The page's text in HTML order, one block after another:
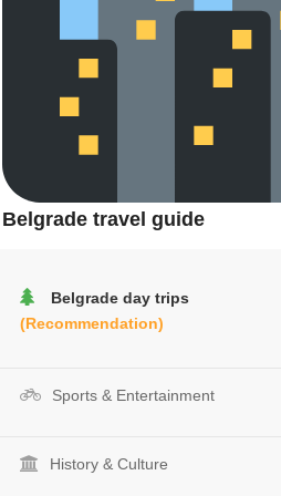
Belgrade travel guide
Belgrade day trips
(Recommendation)
Sports & Entertainment
History & Culture